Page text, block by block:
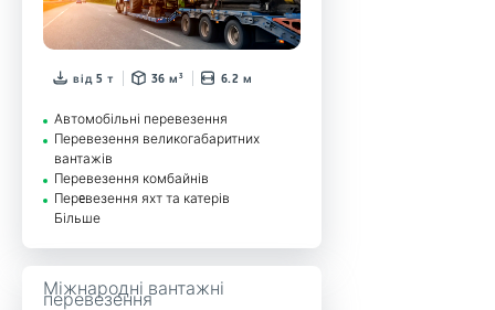
від 5 т 36 м³ 6.2 м
Автомобільні перевезення
Перевезення великогабаритних
вантажів
Перевезення комбайнів
Перeвезення яхт та катерів
Більше
Міжнародні вантажні
перевезення